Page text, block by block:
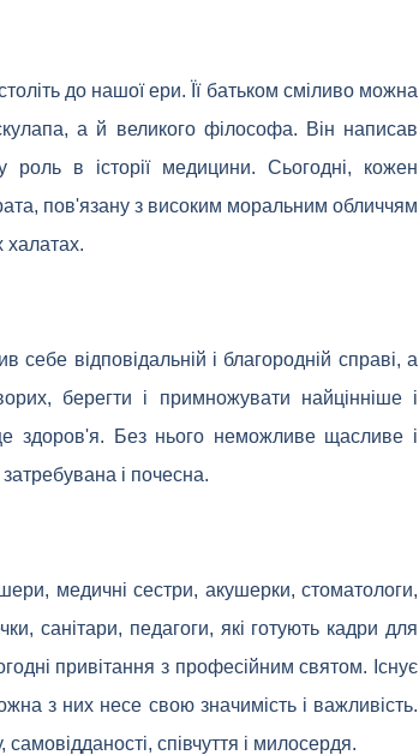
до нашої ери. Її батьком сміливо можна
а й великого філософа. Він написав
роль в історії медицини. Сьогодні, кожен
пов'язану з високим моральним обличчям
халатах.
відповідальній і благородній справі, а
берегти і примножувати найцінніше і
здоров'я. Без нього неможливе щасливе і
і почесна.
медичні сестри, акушерки, стоматологи,
санітари, педагоги, які готують кадри для
привітання з професійним святом. Існує
з них несе свою значимість і важливість.
співчуття і милосердя.